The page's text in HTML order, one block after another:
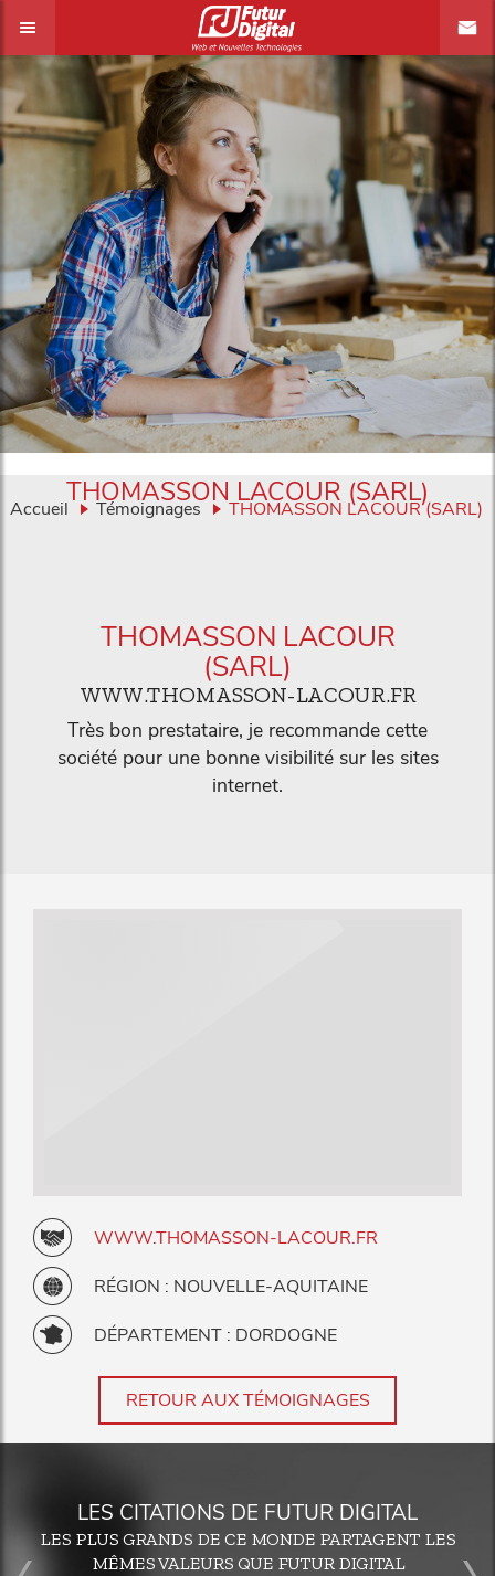
Accueil Témoignages THOMASSON LACOUR (SARL)
THOMASSON LACOUR (SARL)
THOMASSON LACOUR
(SARL)
WWW.THOMASSON-LACOUR.FR
Très bon prestataire, je recommande cette
société pour une bonne visibilité sur les sites
internet.
WWW.THOMASSON-LACOUR.FR
RÉGION : NOUVELLE-AQUITAINE
DÉPARTEMENT : DORDOGNE
RETOUR AUX TÉMOIGNAGES
LES CITATIONS DE FUTUR DIGITAL
LES PLUS GRANDS DE CE MONDE PARTAGENT LES
MÊMES VALEURS QUE FUTUR DIGITAL